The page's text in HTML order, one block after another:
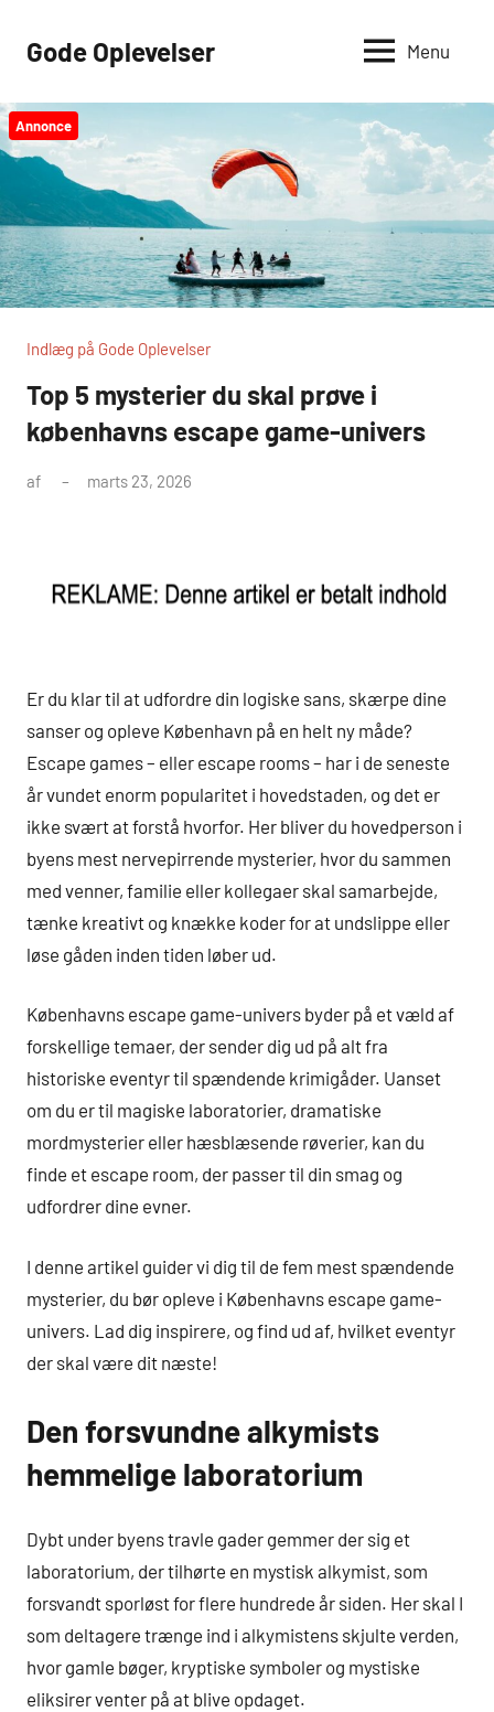
Gode Oplevelser Menu
Annonce
Indlæg på Gode Oplevelser
Top 5 mysterier du skal prøve i
københavns escape game-univers
af marts 23, 2026
Er du klar til at udfordre din logiske sans, skærpe dine
sanser og opleve København på en helt ny måde?
Escape games – eller escape rooms – har i de seneste
år vundet enorm popularitet i hovedstaden, og det er
ikke svært at forstå hvorfor. Her bliver du hovedperson i
byens mest nervepirrende mysterier, hvor du sammen
med venner, familie eller kollegaer skal samarbejde,
tænke kreativt og knække koder for at undslippe eller
løse gåden inden tiden løber ud.
Københavns escape game-univers byder på et væld af
forskellige temaer, der sender dig ud på alt fra
historiske eventyr til spændende krimigåder. Uanset
om du er til magiske laboratorier, dramatiske
mordmysterier eller hæsblæsende røverier, kan du
finde et escape room, der passer til din smag og
udfordrer dine evner.
I denne artikel guider vi dig til de fem mest spændende
mysterier, du bør opleve i Københavns escape game-
univers. Lad dig inspirere, og find ud af, hvilket eventyr
der skal være dit næste!
Den forsvundne alkymists
hemmelige laboratorium
Dybt under byens travle gader gemmer der sig et
laboratorium, der tilhørte en mystisk alkymist, som
forsvandt sporløst for flere hundrede år siden. Her skal I
som deltagere trænge ind i alkymistens skjulte verden,
hvor gamle bøger, kryptiske symboler og mystiske
eliksirer venter på at blive opdaget.